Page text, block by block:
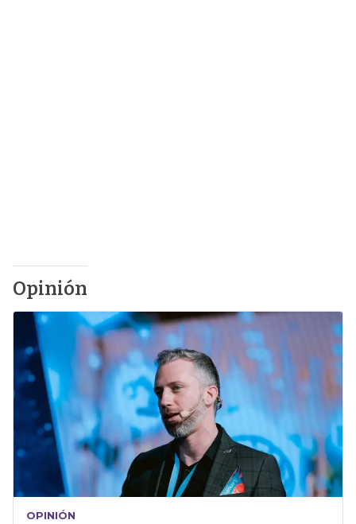
Opinión
OPINIÓN